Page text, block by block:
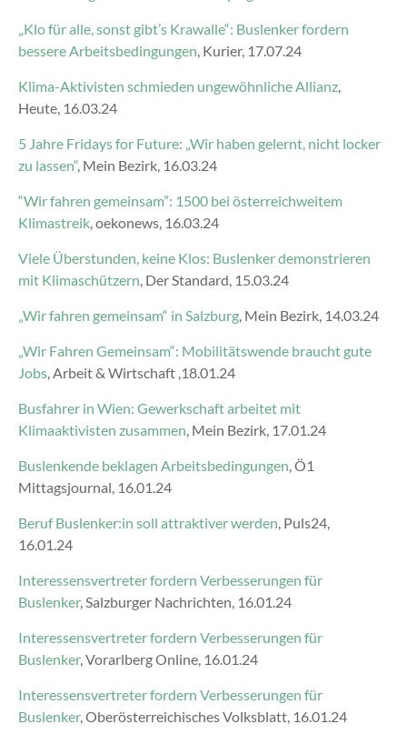
„Klo für alle, sonst gibt’s Krawalle“: Buslenker fordern
bessere Arbeitsbedingungen , Kurier, 17.07.24
Klima-Aktivisten schmieden ungewöhnliche Allianz,
Heute, 16.03.24
5 Jahre Fridays for Future: „Wir haben gelernt, nicht locker
zu lassen“, Mein Bezirk, 16.03.24
“Wir fahren gemeinsam”: 1500 bei österreichweitem
Klimastreik, oekonews, 16.03.24
Viele Überstunden, keine Klos: Buslenker demonstrieren
mit Klimaschützern , Der Standard, 15.03.24
„Wir fahren gemeinsam“ in Salzburg, Mein Bezirk, 14.03.24
„Wir Fahren Gemeinsam“: Mobilitätswende braucht gute
Jobs, Arbeit & Wirtschaft ,18.01.24
Busfahrer in Wien: Gewerkschaft arbeitet mit
Klimaaktivisten zusammen , Mein Bezirk, 17.01.24
Buslenkende beklagen Arbeitsbedingungen , Ö1
Mittagsjournal, 16.01.24
Beruf Buslenker:in soll attraktiver werden , Puls24,
16.01.24
Interessensvertreter fordern Verbesserungen für
Buslenker, Salzburger Nachrichten, 16.01.24
Interessensvertreter fordern Verbesserungen für
Buslenker, Vorarlberg Online, 16.01.24
Interessensvertreter fordern Verbesserungen für
Buslenker, Oberösterreichisches Volksblatt, 16.01.24